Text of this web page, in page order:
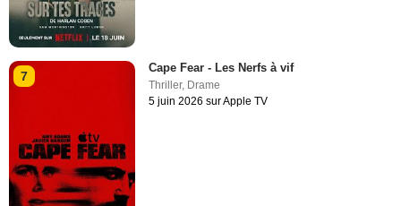
7
Cape Fear - Les Nerfs à vif
Thriller, Drame
5 juin 2026 sur Apple TV